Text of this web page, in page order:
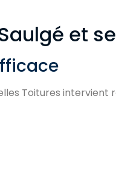
et
Toitures intervient